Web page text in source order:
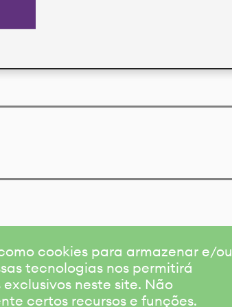
cookies para armazenar e/ou
tecnologias nos permitirá
neste site. Não
certos recursos e funções.